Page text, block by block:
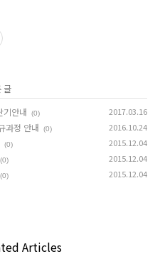
글
기안내
(0) 2017.03.16
과정 안내 (0) 2016.10.24
(0) 2015.12.04
(0) 2015.12.04
(0) 2015.12.04
Articles